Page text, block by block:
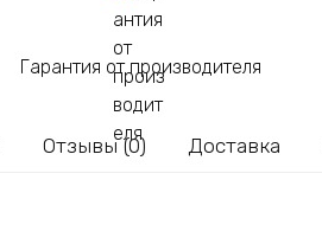
Гарантия от производителя
Отзывы (0) Доставка